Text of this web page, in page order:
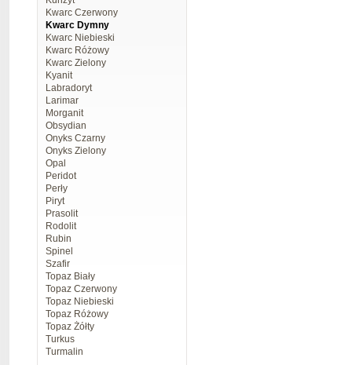
Kwarc Czerwony
Kwarc Dymny
Kwarc Niebieski
Kwarc Różowy
Kwarc Zielony
Kyanit
Labradoryt
Larimar
Morganit
Obsydian
Onyks Czarny
Onyks Zielony
Opal
Peridot
Perły
Piryt
Prasolit
Rodolit
Rubin
Spinel
Szafir
Topaz Biały
Topaz Czerwony
Topaz Niebieski
Topaz Różowy
Topaz Żółty
Turkus
Turmalin